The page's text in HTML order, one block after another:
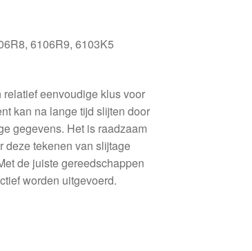
6106R9, 6103K5
eenvoudige klus voor
kan na lange tijd slijten door
gegevens. Het is raadzaam
deze tekenen van slijtage
de juiste gereedschappen
worden uitgevoerd.